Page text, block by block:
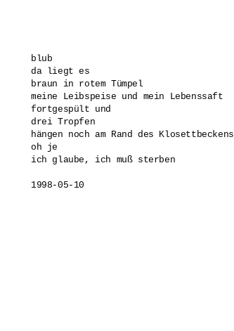
blub
da liegt es
braun in rotem Tümpel
meine Leibspeise und mein Lebenssaft
fortgespült und
drei Tropfen
hängen noch am Rand des Klosettbeckens
oh je
ich glaube, ich muß sterben
1998-05-10